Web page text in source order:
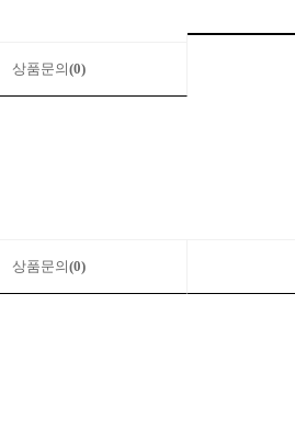
상품문의(0)
상품문의(0)